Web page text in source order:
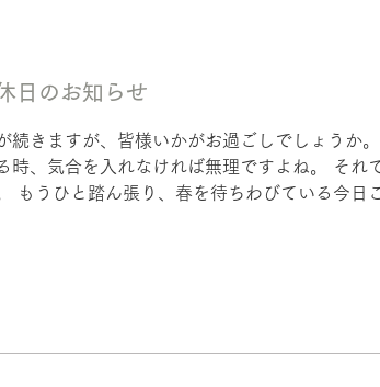
日のお知らせ
続きますが、皆様いかがお過ごしでしょうか
時、気合を入れなければ無理ですよね。 そ
もうひと踏ん張り、春を待ちわびている今日